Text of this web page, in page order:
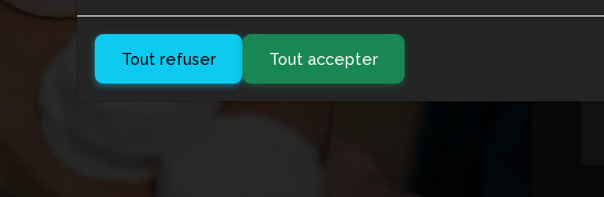
Tout refuser Tout accepter